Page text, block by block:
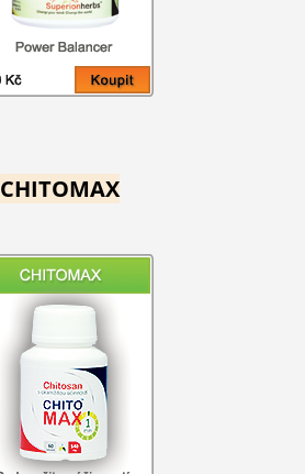
CHITOMAX